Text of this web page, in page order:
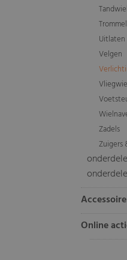
Uitlaten
Velgen
Zadels
Zuigers
Online